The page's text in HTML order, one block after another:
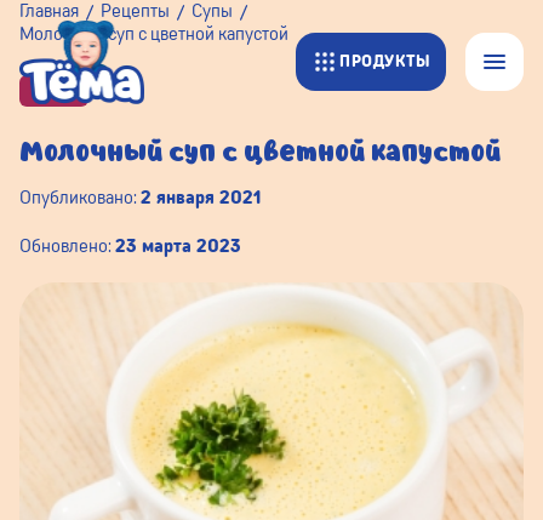
ПРОДУКТЫ
Главная Рецепты
Супы
Молочный суп с цветной капустой
СУПЫ
Молочный суп с цветной капустой
Опубликовано:2 января 2021
Обновлено:23 марта 2023